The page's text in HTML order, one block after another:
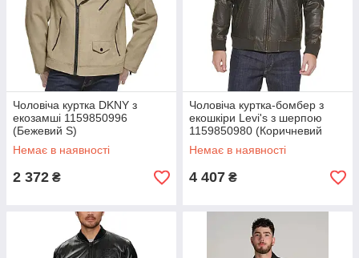
Чоловіча куртка DKNY з
екозамші 1159850996
(Бежевий S)
Немає в наявності
2 372 ₴
Чоловіча куртка-бомбер з
екошкіри Levi's з шерпою
1159850980 (Коричневий
6XL)
Немає в наявності
4 407 ₴